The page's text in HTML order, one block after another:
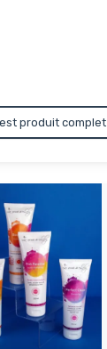
produit complet